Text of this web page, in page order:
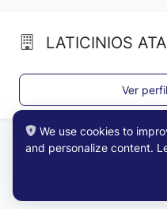
LATICINIOS
Ver
We use cookies to
and personalize content.